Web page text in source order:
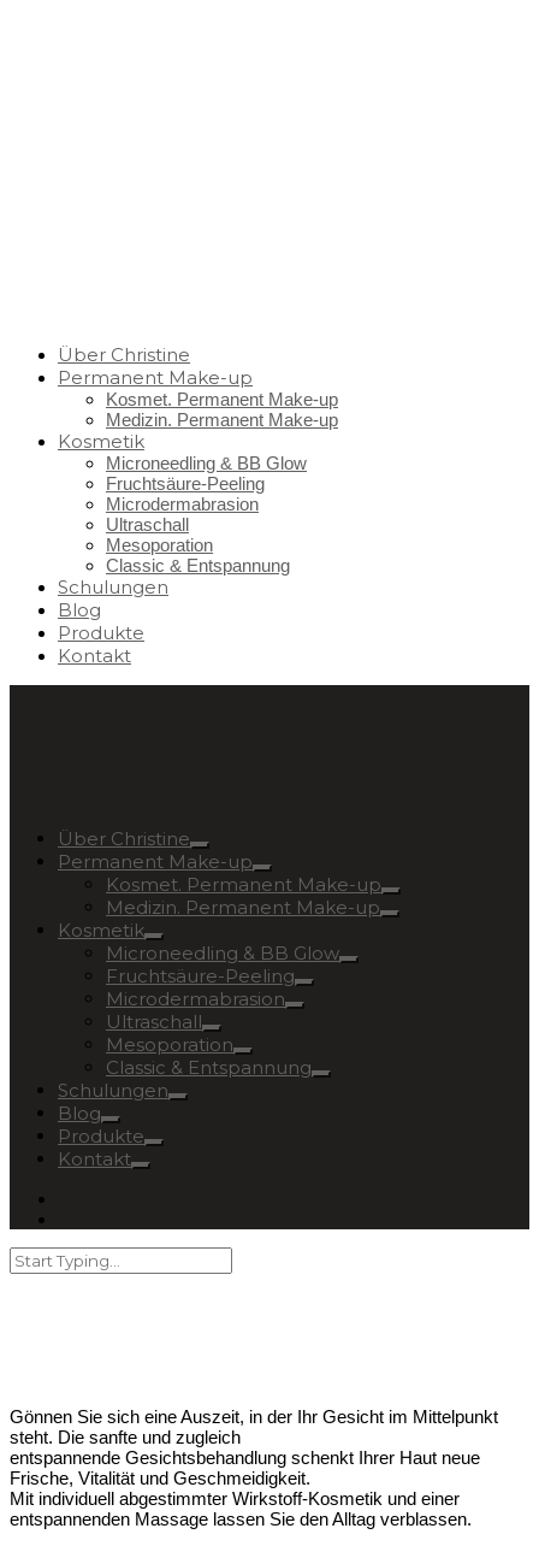
Über Christine
Permanent Make-up
Kosmet. Permanent Make-up
Medizin. Permanent Make-up
Kosmetik
Microneedling & BB Glow
Fruchtsäure-Peeling
Microdermabrasion
Ultraschall
Mesoporation
Classic & Entspannung
Schulungen
Blog
Produkte
Kontakt
Über Christine
Permanent Make-up
Kosmet. Permanent Make-up
Medizin. Permanent Make-up
Kosmetik
Microneedling & BB Glow
Fruchtsäure-Peeling
Microdermabrasion
Ultraschall
Mesoporation
Classic & Entspannung
Schulungen
Blog
Produkte
Kontakt
Gönnen Sie sich eine Auszeit, in der Ihr Gesicht im Mittelpunkt
steht. Die sanfte und zugleich
entspannende Gesichtsbehandlung schenkt Ihrer Haut neue
Frische, Vitalität und Geschmeidigkeit.
Mit individuell abgestimmter Wirkstoff-Kosmetik und einer
entspannenden Massage lassen Sie den Alltag verblassen.